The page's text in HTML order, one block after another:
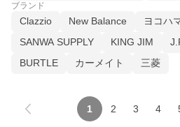
ブランド
Clazzio New Balance
ヨコハ
SANWA SUPPLY
KING JIM
BURTLE
カーメイト 三菱
1 2 3 4